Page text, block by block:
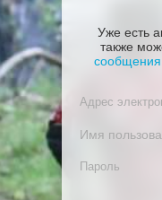
Уже есть
также
сообщения